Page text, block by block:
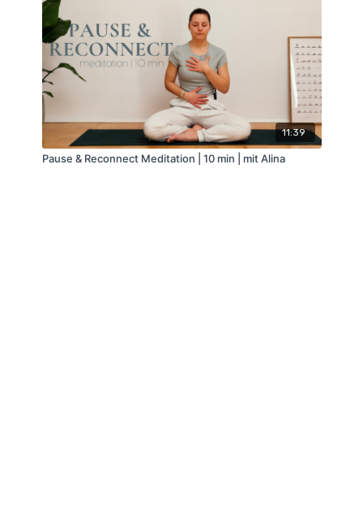
11:39
Pause & Reconnect Meditation | 10 min | mit Alina